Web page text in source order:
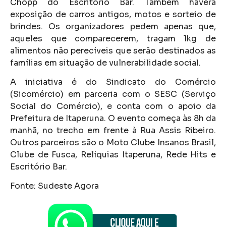
exposição de carros antigos, motos e sorteio de
brindes. Os organizadores pedem apenas que,
aqueles que comparecerem, tragam 1kg de
alimentos não perecíveis que serão destinados as
famílias em situação de vulnerabilidade social.
A iniciativa é do Sindicato do Comércio
(Sicomércio) em parceria com o SESC (Serviço
Social do Comércio), e conta com o apoio da
Prefeitura de Itaperuna. O evento começa às 8h da
manhã, no trecho em frente à Rua Assis Ribeiro.
Outros parceiros são o Moto Clube Insanos Brasil,
Clube de Fusca, Relíquias Itaperuna, Rede Hits e
Escritório Bar.
Fonte: Sudeste Agora